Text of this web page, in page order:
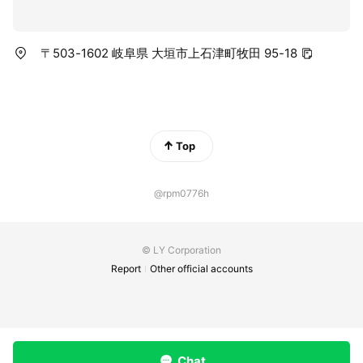
〒503-1602 岐阜県 大垣市上石津町牧田 95-18
Top
@rpm0776h
© LY Corporation
Report
Other official accounts